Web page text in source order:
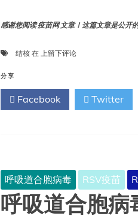
感谢您阅读 疫苗网 文章！这篇文章是公
结核 在 结
上留下评论
分享
Facebook Twitter
呼吸道合胞病毒 RSV疫苗
呼吸道合胞病